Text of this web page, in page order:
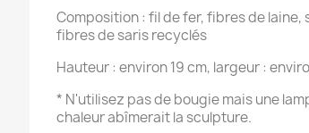
Composition : fil de fer, fibres de laine,
fibres de saris recyclés
Hauteur : environ 19 cm, largeur :
* N'utilisez pas de bougie mais une
chaleur abîmerait la sculpture.